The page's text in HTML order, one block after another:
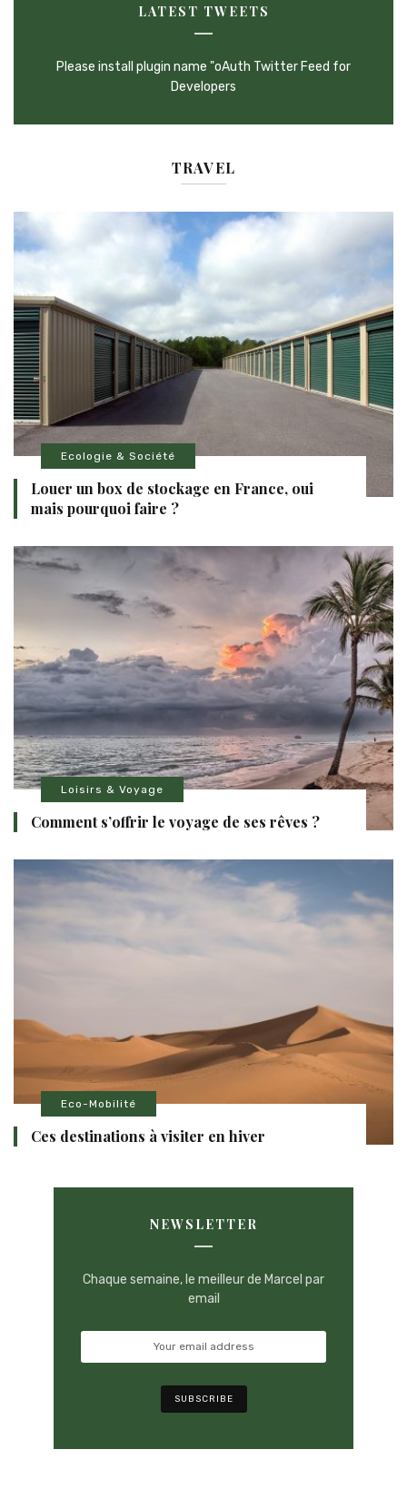
LATEST TWEETS
Please install plugin name "oAuth Twitter Feed for
Developers
TRAVEL
Ecologie & Société
Louer un box de stockage en France, oui
mais pourquoi faire ?
Loisirs & Voyage
Comment s’offrir le voyage de ses rêves ?
Eco-Mobilité
Ces destinations à visiter en hiver
NEWSLETTER
Chaque semaine, le meilleur de Marcel par
email